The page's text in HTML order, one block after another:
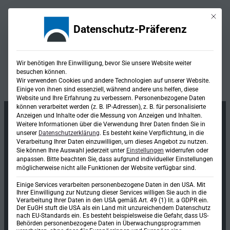
Kategorie:
Ingenieurvermessung
Ingenieurgesellschaft mbH & Co. KG
Mit
Datenschutz-Präferenz
Wir benötigen Ihre Einwilligung, bevor Sie unsere Website weiter
besuchen können.
Wir verwenden Cookies und andere Technologien auf unserer Website.
Einige von ihnen sind essenziell, während andere uns helfen, diese
Website und Ihre Erfahrung zu verbessern. Personenbezogene Daten
können verarbeitet werden (z. B. IP-Adressen), z. B. für personalisierte
Anzeigen und Inhalte oder die Messung von Anzeigen und Inhalten.
Weitere Informationen über die Verwendung Ihrer Daten finden Sie in
unserer Datenschutzerklärung. Es besteht keine Verpflichtung, in die
Verarbeitung Ihrer Daten einzuwilligen, um dieses Angebot zu nutzen.
Sie können Ihre Auswahl jederzeit unter Einstellungen widerrufen oder
anpassen. Bitte beachten Sie, dass aufgrund individueller Einstellungen
möglicherweise nicht alle Funktionen der Website verfügbar sind.
Einige Services verarbeiten personenbezogene Daten in den USA. Mit
Ihrer Einwilligung zur Nutzung dieser Services willigen Sie auch in die
Verarbeitung Ihrer Daten in den USA gemäß Art. 49 (1) lit. a GDPR ein.
Der EuGH stuft die USA als ein Land mit unzureichendem Datenschutz
nach EU-Standards ein. Es besteht beispielsweise die Gefahr, dass US-
Behörden personenbezogene Daten in Überwachungsprogrammen